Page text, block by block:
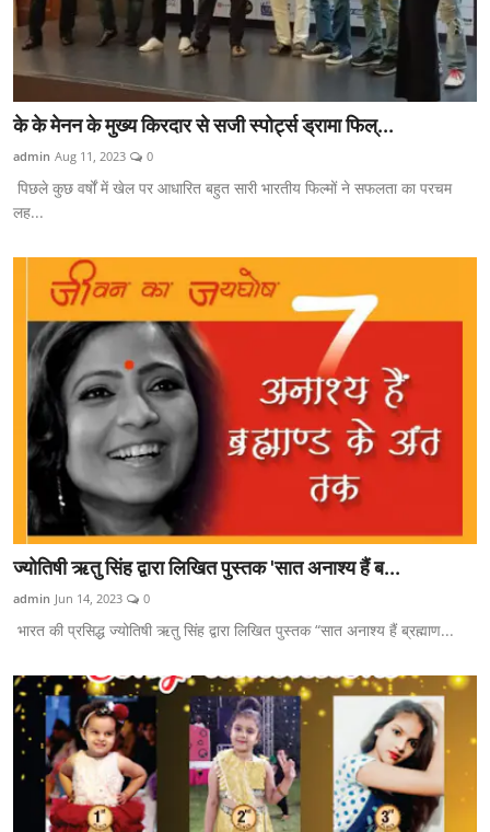
के के मेनन के मुख्य किरदार से सजी स्पोर्ट्स ड्रामा फिल्...
admin Aug 11, 2023 0
पिछले कुछ वर्षों में खेल पर आधारित बहुत सारी भारतीय फिल्मों ने सफलता का परचम
लह...
ज्योतिषी ऋतु सिंह द्वारा लिखित पुस्तक 'सात अनाश्य हैं ब...
admin Jun 14, 2023 0
भारत की प्रसिद्ध ज्योतिषी ऋतु सिंह द्वारा लिखित पुस्तक “सात अनाश्य हैं ब्रह्माण...